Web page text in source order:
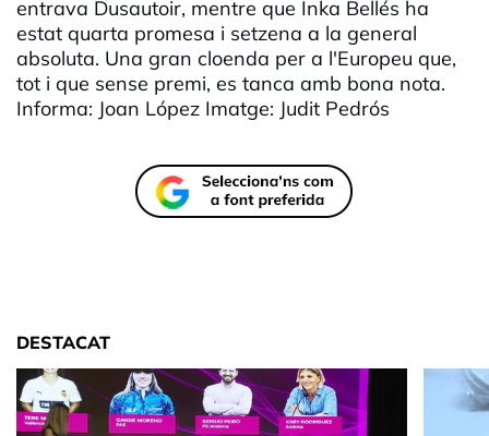
entrava Dusautoir, mentre que Inka Bellés ha
estat quarta promesa i setzena a la general
absoluta. Una gran cloenda per a l'Europeu que,
tot i que sense premi, es tanca amb bona nota.
Informa: Joan López Imatge: Judit Pedrós
DESTACAT